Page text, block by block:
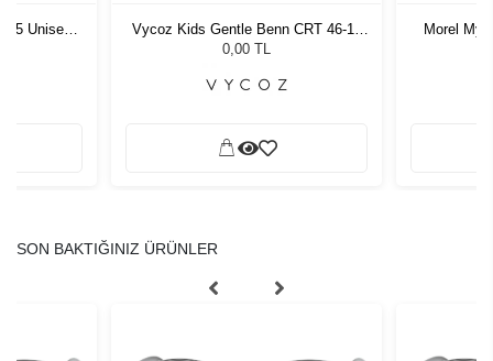
55 Unisex
Vycoz Kids Gentle Benn CRT 46-17
135
0,00 TL
Morel
SON BAKTIĞINIZ ÜRÜNLER